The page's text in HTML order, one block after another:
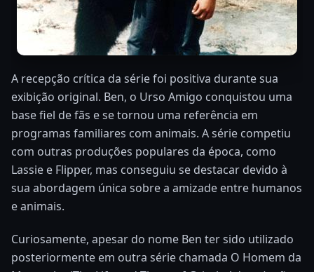
A recepção crítica da série foi positiva durante sua
exibição original. Ben, o Urso Amigo conquistou uma
base fiel de fãs e se tornou uma referência em
programas familiares com animais. A série competiu
com outras produções populares da época, como
Lassie e Flipper, mas conseguiu se destacar devido à
sua abordagem única sobre a amizade entre humanos
e animais.
Curiosamente, apesar do nome Ben ter sido utilizado
posteriormente em outra série chamada O Homem da